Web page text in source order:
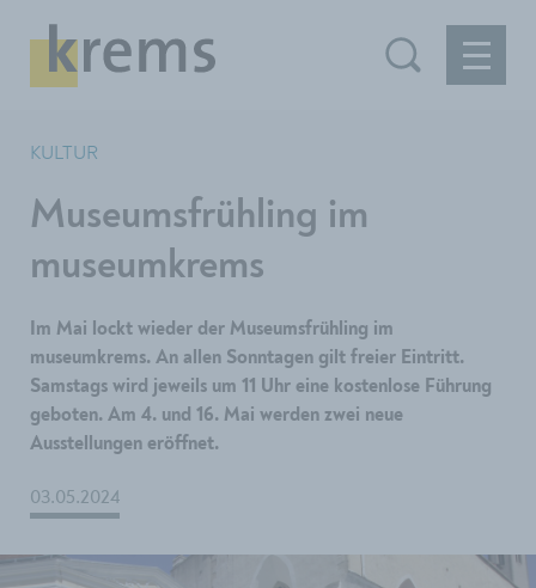
KULTUR
Museumsfrühling im
museumkrems
Im Mai lockt wieder der Museumsfrühling im
museumkrems. An allen Sonntagen gilt freier Eintritt.
Samstags wird jeweils um 11 Uhr eine kostenlose Führung
geboten. Am 4. und 16. Mai werden zwei neue
Ausstellungen eröffnet.
03.05.2024